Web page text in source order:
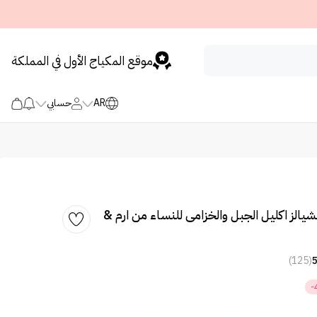
موقع المكياج الأول في المملكة
AR حسابي
اكليل الجبل والخزامى للنساء من ارم &
5
(125)
-